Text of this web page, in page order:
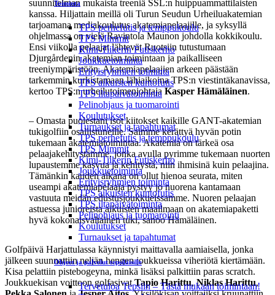
Toiminta
TPS perhefutis ja temppukoulu
TPS Mimmit
Kimi-Tiikerin Futiskerho
Joukkuetoiminta
Erityisryhmien toiminta
TPS aikuisten kuntofutis
TPS iltapäivätoiminta
Pelinohjaus ja tuomarointi
Koulutukset
Turnaukset ja tapahtumat
TPS perhefutis ja temppukoulu
TPS Mimmit
Kimi-Tiikerin Futiskerho
Joukkuetoiminta
Erityisryhmien toiminta
TPS aikuisten kuntofutis
TPS iltapäivätoiminta
Pelinohjaus ja tuomarointi
Koulutukset
Turnaukset ja tapahtumat
Ohjeet ja palvelut tepsiläisille
Tervetuloa Tepsiin – Tästä mukaan toimintaan!
suunnitelman mukaista treeniä SSL:n huippuammattilaisten
kanssa. Hiljattain meillä oli Turun Seudun Urheiluakatemian
tarjoamana mediakoulutus akatemiapelaajille, ja syksyllä
ohjelmassa on vielä Ravintola Maunon johdolla kokkikoulu.
Ensi viikolla pelaajat lähtevät Ruotsiin tutustumaan
Djurgårdenin akatemian toimintaan ja paikalliseen
treeniympäristöön. Akatemiapelaajien arkeen päästään
tarkemmin kurkistamaan lähiaikoina TPS:n viestintäkanavissa,
kertoo TPS:n urheilutoimenjohtaja Kasper Hämäläinen.
– Omasta puolestani isot kiitokset kaikille GANT-akatemian
tukigolfiin osallistuneille. Saimme kerättyä hyvän potin
tukemaan akatemiatoimintaa. Akatemia on tärkeä osa
pelaajakehitystämme, jonka avulla pyrimme tukemaan nuorten
lupaustemme kasvua ja kehitystä, niin ihmisinä kuin pelaajina.
Tämänkin kauden aikana on ollut hienoa seurata, miten
useampi akatemiapelaaja pystyy jo nuorena kantamaan
vastuuta meidän edustusjoukkueissamme. Nuoren pelaajan
astuessa junioreista aikuisten maailmaan on akatemiapaketti
hyvä kokonaisvaltainen tuki, sanoo Hämäläinen.
Golfpäivä Harjattulassa käynnistyi maittavalla aamiaisella, jonka
jälkeen suunnattiin neljän hengen joukkueissa viheriötä kiertämään.
Kisa pelattiin pistebogeyna, minkä lisäksi palkittiin paras scratch.
Joukkuekisan voittoon golfasivatTapio Harittu,Niklas Harittu,